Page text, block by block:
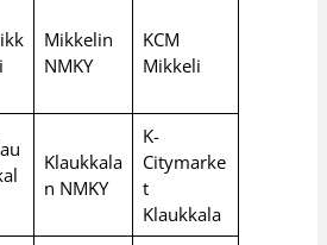
Mikkelin
NMKY
KCM
Mikkeli
Klaukkala
n NMKY
K-
Citymarke
t
Klaukkala